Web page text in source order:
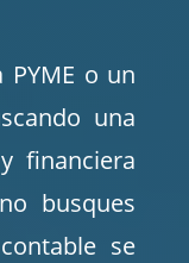
o un
una
financiera
busques
se